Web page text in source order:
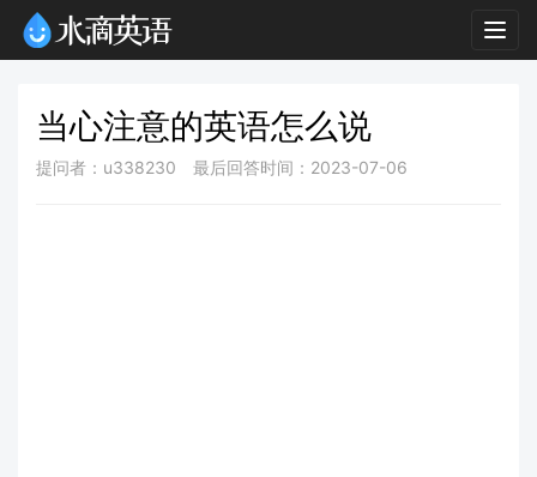
当心注意的英语怎么说
提问者：u338230 最后回答时间：2023-07-06